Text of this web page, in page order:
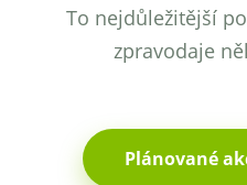
To nejdůležitější
zpravodaje
Plánované